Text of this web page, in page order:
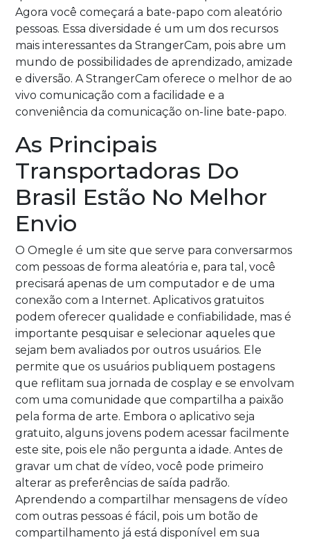
Agora você começará a bate-papo com aleatório
pessoas. Essa diversidade é um um dos recursos
mais interessantes da StrangerCam, pois abre um
mundo de possibilidades de aprendizado, amizade
e diversão. A StrangerCam oferece o melhor de ao
vivo comunicação com a facilidade e a
conveniência da comunicação on-line bate-papo.
As Principais
Transportadoras Do
Brasil Estão No Melhor
Envio
O Omegle é um site que serve para conversarmos
com pessoas de forma aleatória e, para tal, você
precisará apenas de um computador e de uma
conexão com a Internet. Aplicativos gratuitos
podem oferecer qualidade e confiabilidade, mas é
importante pesquisar e selecionar aqueles que
sejam bem avaliados por outros usuários. Ele
permite que os usuários publiquem postagens
que reflitam sua jornada de cosplay e se envolvam
com uma comunidade que compartilha a paixão
pela forma de arte. Embora o aplicativo seja
gratuito, alguns jovens podem acessar facilmente
este site, pois ele não pergunta a idade. Antes de
gravar um chat de vídeo, você pode primeiro
alterar as preferências de saída padrão.
Aprendendo a compartilhar mensagens de vídeo
com outras pessoas é fácil, pois um botão de
compartilhamento já está disponível em sua